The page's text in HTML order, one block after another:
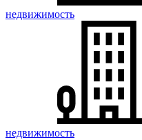
недвижимость
недвижимость